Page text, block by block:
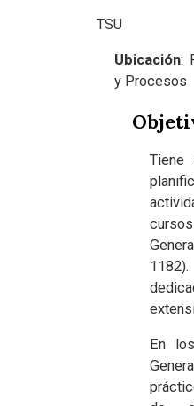
TSU
Ubicación:
y Procesos
Tiene
En